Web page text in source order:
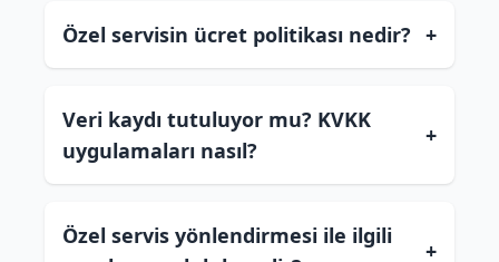
Özel servisin ücret politikası nedir? +
Veri kaydı tutuluyor mu? KVKK
uygulamaları nasıl?
+
Özel servis yönlendirmesi ile ilgili
+